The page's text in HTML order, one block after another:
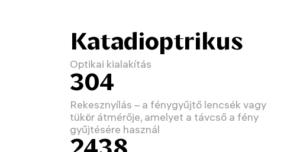
Katadioptrikus
Optikai kialakítás
304
Rekesznyílás – a fénygyűjtő lencsék vagy
tükör átmérője, amelyet a távcső a fény
gyűjtésére használ